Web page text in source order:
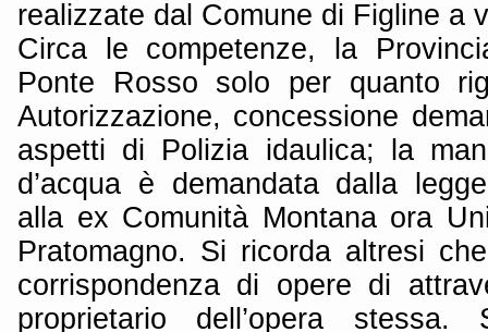
realizzate dal Comune di Figline a
Circa le competenze, la
Ponte Rosso solo per quanto
Autorizzazione, concessione
aspetti di Polizia idaulica; la
d’acqua è demandata dalla
alla ex Comunità Montana ora
Pratomagno. Si ricorda altresi
corrispondenza di opere di
proprietario dell’opera